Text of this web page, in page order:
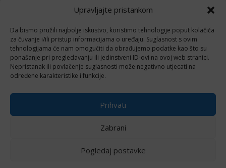
Upravljajte pristankom
Da bismo pružili najbolje iskustvo, koristimo tehnologije poput kolačića
za čuvanje i/ili pristup informacijama o uređaju. Suglasnost s ovim
tehnologijama će nam omogućiti da obrađujemo podatke kao što su
ponašanje pri pregledavanju ili jedinstveni ID-ovi na ovoj web stranici.
Nepristanak ili povlačenje suglasnosti može negativno utjecati na
određene karakteristike i funkcije.
Prihvati
Zabrani
Pogledaj postavke
Email:knjigovodstvo@makora.hr
Dokumenti
Pravila privatnosti
Politika kolačića (EU)
© 2024 Izrada i održavanjeNegactive – IT